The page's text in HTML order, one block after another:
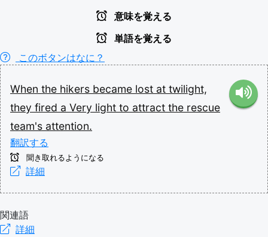
意味を覚える
単語を覚える
このボタンはなに？
When the hikers became lost at twilight,
they fired a Very light to attract the rescue
team's attention.
翻訳する
聞き取れるようになる
詳細
関連語
詳細